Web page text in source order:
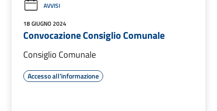
AVVISI
18 GIUGNO 2024
Convocazione Consiglio Comunale
Consiglio Comunale
Accesso all'informazione